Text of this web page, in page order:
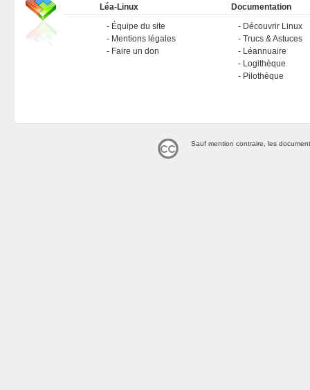
Léa-Linux
Équipe du site
Mentions légales
Faire un don
Documentation
Découvrir Linux
Trucs & Astuces
Léannuaire
Logithèque
Pilothèque
Sauf mention contraire, les